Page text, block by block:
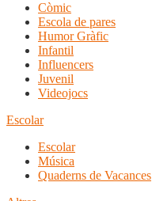
Còmic
Escola de pares
Humor Gràfic
Infantil
Influencers
Juvenil
Videojocs
Escolar
Escolar
Música
Quaderns de Vacances